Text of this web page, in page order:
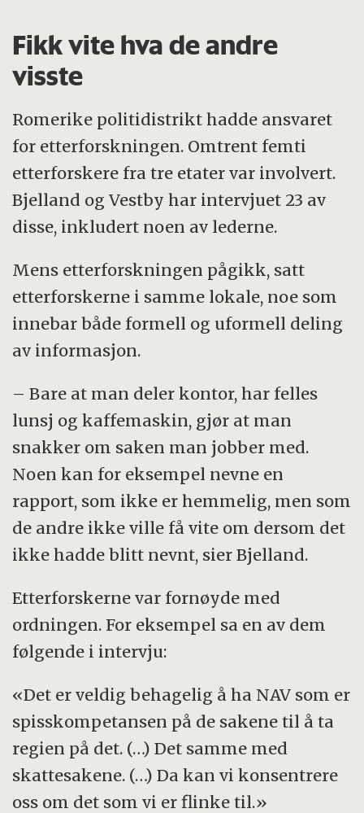
Fikk vite hva de andre
visste
Romerike politidistrikt hadde ansvaret
for etterforskningen. Omtrent femti
etterforskere fra tre etater var involvert.
Bjelland og Vestby har intervjuet 23 av
disse, inkludert noen av lederne.
Mens etterforskningen pågikk, satt
etterforskerne i samme lokale, noe som
innebar både formell og uformell deling
av informasjon.
– Bare at man deler kontor, har felles
lunsj og kaffemaskin, gjør at man
snakker om saken man jobber med.
Noen kan for eksempel nevne en
rapport, som ikke er hemmelig, men som
de andre ikke ville få vite om dersom det
ikke hadde blitt nevnt, sier Bjelland.
Etterforskerne var fornøyde med
ordningen. For eksempel sa en av dem
følgende i intervju:
«Det er veldig behagelig å ha NAV som er
spisskompetansen på de sakene til å ta
regien på det. (…) Det samme med
skattesakene. (…) Da kan vi konsentrere
oss om det som vi er flinke til.»